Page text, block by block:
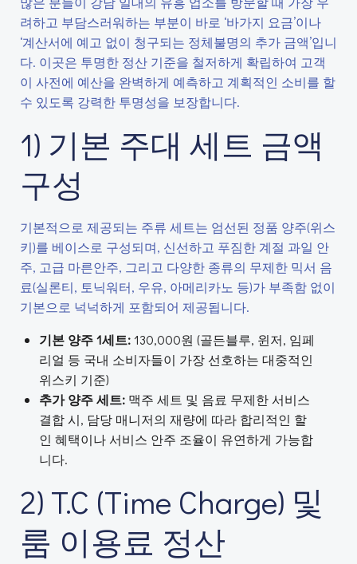
려하고 부담스러워하는 부분이 바로 ‘바가지 요금’이나
‘계산서에 예고 없이 청구되는 정체불명의 추가 금액’입니
다. 이곳은 투명한 정산 기준을 철저하게 확립하여 고객
이 사전에 예산을 완벽하게 예측하고 계획적인 소비를 할
수 있도록 강력한 투명성을 보장합니다.
1) 기본 주대 세트 금액
구성
기본적으로 제공되는 주류 세트는 엄선된 정품 양주(위스
키)를 베이스로 구성되며, 신선하고 푸짐한 계절 과일 안
주, 고급 마른안주, 그리고 다양한 종류의 무제한 믹서 음
료(실론티, 토닉워터, 우유, 아메리카노 등)가 부족함 없이
기본으로 넉넉하게 포함되어 제공됩니다.
기본 양주 1세트:130,000원 (골든블루, 윈저, 임페
리얼 등 국내 소비자들이 가장 선호하는 대중적인
위스키 기준)
추가 양주 세트: 맥주 세트 및 음료 무제한 서비스
결합 시, 담당 매니저의 재량에 따라 합리적인 할
인 혜택이나 서비스 안주 조율이 유연하게 가능합
니다.
2) T.C (Time Charge) 및
룸 이용료 정산